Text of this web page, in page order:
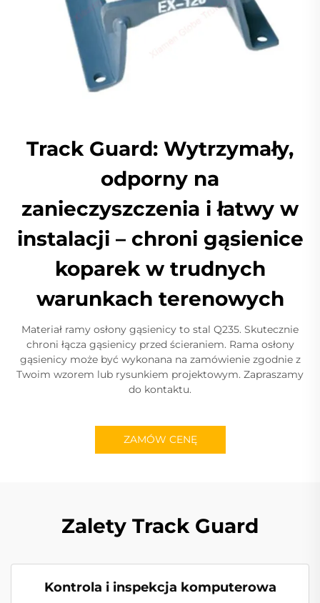
Track Guard: Wytrzymały,
odporny na
zanieczyszczenia i łatwy w
instalacji – chroni gąsienice
koparek w trudnych
warunkach terenowych
Materiał ramy osłony gąsienicy to stal Q235. Skutecznie
chroni łącza gąsienicy przed ścieraniem. Rama osłony
gąsienicy może być wykonana na zamówienie zgodnie z
Twoim wzorem lub rysunkiem projektowym. Zapraszamy
do kontaktu.
ZAMÓW CENĘ
Zalety Track Guard
Kontrola i inspekcja komputerowa